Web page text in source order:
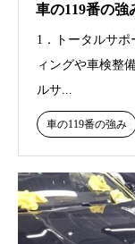
車の119番の強
1．トータルサ
ィングや車検整
ルサ...
車の119番の強み